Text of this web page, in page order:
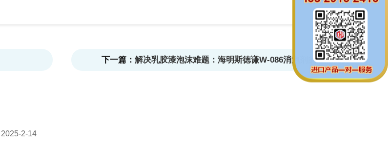
下一篇： 解决乳胶漆泡沫难题：海明斯徳谦W-086消泡剂的性能优势
2025-2-14